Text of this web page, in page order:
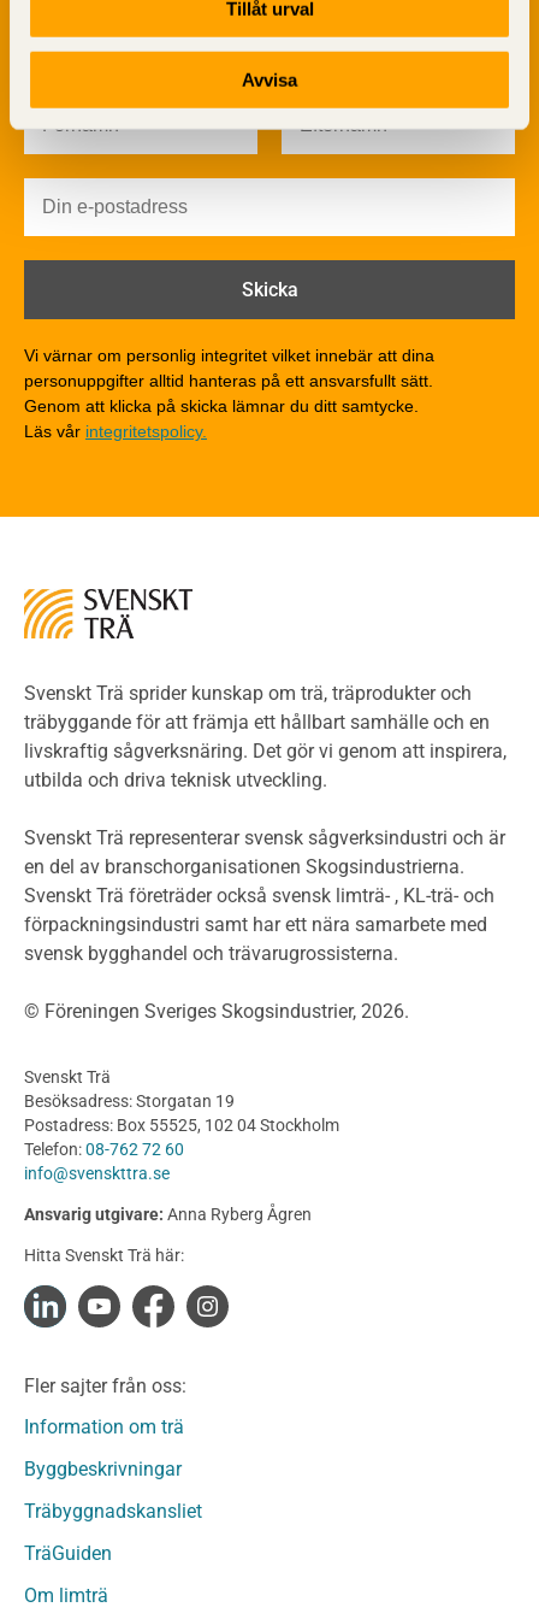
Tillåt urval
Avvisa
Fukt
Brandsäkerhet
Brandsäkerhet
Brandförlopp i byggnader
Brandklasser för material och konstruktioner
Träkonstruktioners brandmotstånd
Detaljlösningar
Träytors brandegenskaper
Tekniska byten med sprinkler
Riskvärdering i flervåningsbostadshus
Miljöeffekter
LCA
Miljödeklarationer och märkning
Termer och förkortningar
Planering
Klimatkalkylator hallar
Projektering av trähus - generellt
Byggsystem
Fasadsystem i skivmaterial
Bullerskärmar och andra utomhuskonstruktioner
Byggnation och utförande
Utförande
Produkter
Konstruktionsvirke
Konstruktionsvirke Behandlat
Konstruktionsvirke Fingerskarvat
Konstruktionsvirke Fingerskarvat Obehandlat
Limträ
Fanerträ
Fanerträ Obehandlat
Träpanel och Utvändig beklädnad Behandlat
Träpanel och utvändig beklädnad Obehandlat
Trägolv
Prenumerera på TräGuidens nyhetsbrev!
Vi värnar om personlig integritet vilket innebär att dina
personuppgifter alltid hanteras på ett ansvarsfullt sätt.
Genom att klicka på skicka lämnar du ditt samtycke.
Läs vår integritetspolicy.
Svenskt Trä sprider kunskap om trä, träprodukter och
träbyggande för att främja ett hållbart samhälle och en
livskraftig sågverksnäring. Det gör vi genom att inspirera,
utbilda och driva teknisk utveckling.
Svenskt Trä representerar svensk sågverksindustri och är
en del av branschorganisationen Skogsindustrierna.
Svenskt Trä företräder också svensk limträ- , KL-trä- och
förpackningsindustri samt har ett nära samarbete med
svensk bygghandel och trävarugrossisterna.
© Föreningen Sveriges Skogsindustrier, 2026.
Svenskt Trä
Besöksadress: Storgatan 19
Postadress: Box 55525, 102 04 Stockholm
Telefon:08-762 72 60
info@svenskttra.se
Ansvarig utgivare: Anna Ryberg Ågren
Hitta Svenskt Trä här:
Fler sajter från oss:
Information om trä
Byggbeskrivningar
Träbyggnadskansliet
TräGuiden
Om limträ